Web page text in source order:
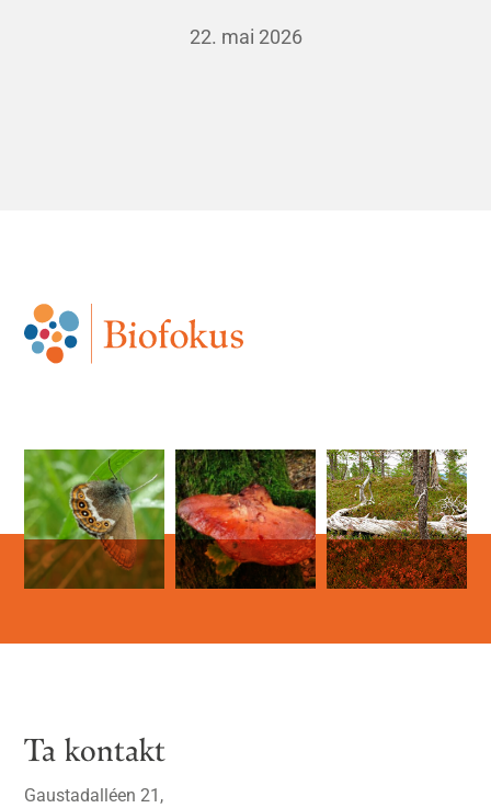
22. mai 2026
Ta kontakt
Gaustadalléen 21,